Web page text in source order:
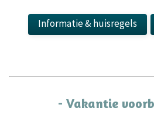
Informatie & huisregels
- Vakantie